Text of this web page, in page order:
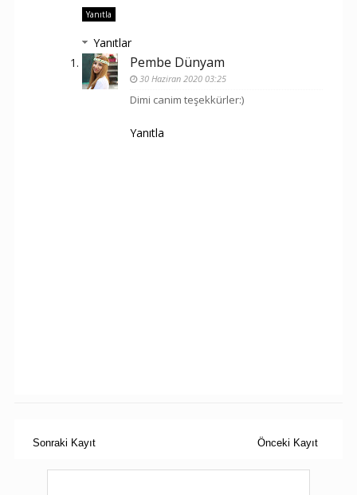
Yanıtla
Yanıtlar
Pembe Dünyam
30 Haziran 2020 03:25
Dimi canim teşekkürler:)
Yanıtla
Sonraki Kayıt Önceki Kayıt